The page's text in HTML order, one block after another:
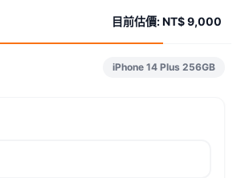
目前估價:NT$ 9,000
iPhone 14 Plus 256GB